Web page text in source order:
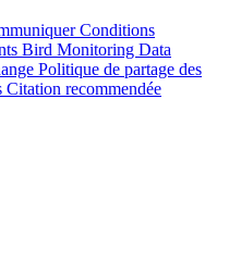
Conditions
Bird Monitoring Data
Politique de partage des
Citation recommendée